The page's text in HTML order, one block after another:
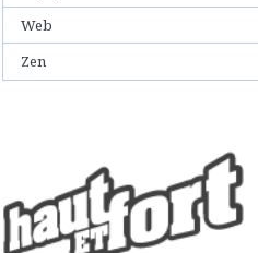
Web
Zen